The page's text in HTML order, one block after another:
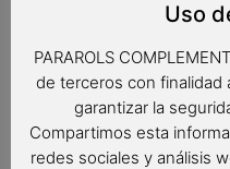
Atención, disponible solo
Medidas:
Radio: 53 cm.
Uso
PARAROLS
de terceros con finalidad
garantizar la
Compartimos esta
redes sociales y análisis